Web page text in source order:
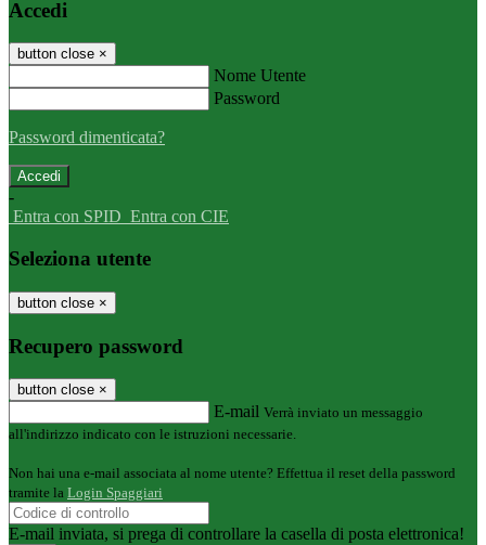
Accedi
button close ×
Nome Utente
Password
Password dimenticata?
-
Entra con SPID Entra con CIE
Seleziona utente
button close ×
Recupero password
button close ×
E-mail Verrà inviato un messaggio
all'indirizzo indicato con le istruzioni necessarie.
Non hai una e-mail associata al nome utente? Effettua il reset della password
tramite la Login Spaggiari
E-mail inviata, si prega di controllare la casella di posta elettronica!